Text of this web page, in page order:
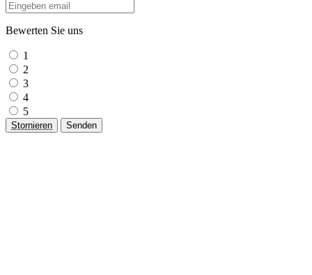
Bewerten Sie uns
1
2
3
4
5
Stornieren Senden